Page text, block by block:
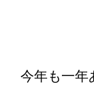
今年も一年